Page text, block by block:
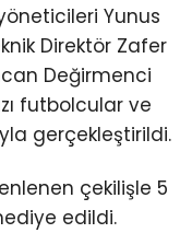
Yunus
Direktör Zafer
Değirmenci
futbolcular ve
gerçekleştirildi.
çekilişle 5
edildi.